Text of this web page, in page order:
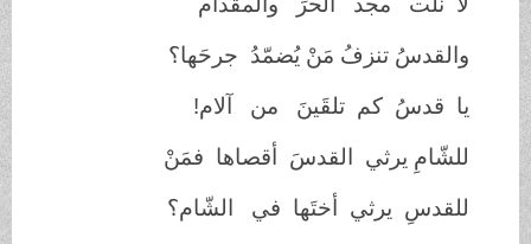
والقدسُ تنزفُ مَنْ يُضمّدُ جرحَها؟
يا قدسُ كم تلقَينَ من آلام!
للشّامِ يرثي القدسَ أقصاها فمَنْ
للقدسِ يرثي أختَها في الشّام؟